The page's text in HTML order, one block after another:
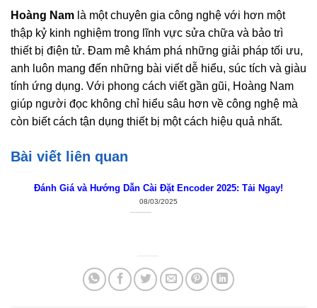
Hoàng Nam là một chuyên gia công nghệ với hơn một
thập kỷ kinh nghiệm trong lĩnh vực sửa chữa và bảo trì
thiết bị điện tử. Đam mê khám phá những giải pháp tối ưu,
anh luôn mang đến những bài viết dễ hiểu, súc tích và giàu
tính ứng dụng. Với phong cách viết gần gũi, Hoàng Nam
giúp người đọc không chỉ hiểu sâu hơn về công nghệ mà
còn biết cách tận dụng thiết bị một cách hiệu quả nhất.
Bài viết liên quan
Đánh Giá và Hướng Dẫn Cài Đặt Encoder 2025: Tải Ngay!
08/03/2025